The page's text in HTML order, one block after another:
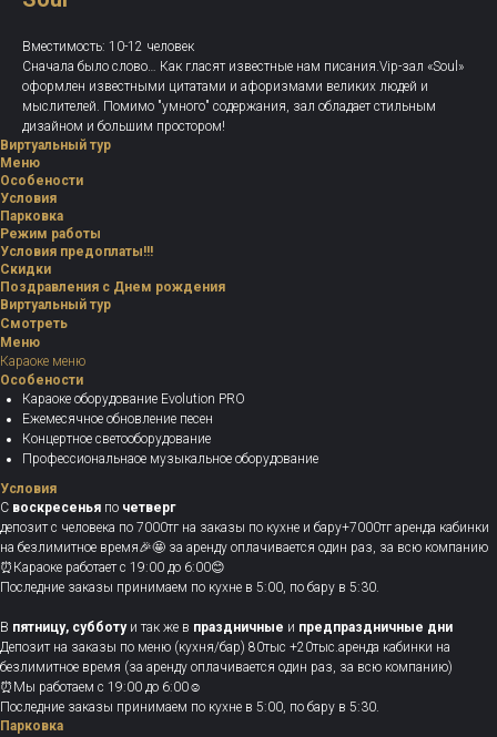
Вместимость: 10-12 человек
Сначала было слово… Как гласят известные нам писания.Vip-зал «Soul»
оформлен известными цитатами и афоризмами великих людей и
мыслителей. Помимо "умного" содержания, зал обладает стильным
дизайном и большим простором!
Виртуальный тур
Меню
Особености
Условия
Парковка
Режим работы
Условия предоплаты!!!
Скидки
Поздравления с Днем рождения
Виртуальный тур
Смотреть
Меню
Караоке меню
Особености
Караоке оборудование Evolution PRO
Ежемесячное обновление песен
Концертное светооборудование
Профессиональнаое музыкальное оборудование
Условия
С воскресенья по четверг
депозит с человека по 7000тг на заказы по кухне и бару+7000тг аренда кабинки
на безлимитное время🎉🤩 за аренду оплачивается один раз, за всю компанию
⏰Караоке работает с 19:00 до 6:00😊
Последние заказы принимаем по кухне в 5:00, по бару в 5:30.
В пятницу, субботуи так же в праздничные и предпраздничные дни
Депозит на заказы по меню (кухня/бар) 80тыс +20тыс.аренда кабинки на
безлимитное время (за аренду оплачивается один раз, за всю компанию)
⏰Мы работаем с 19:00 до 6:00☺️
Последние заказы принимаем по кухне в 5:00, по бару в 5:30.
Парковка